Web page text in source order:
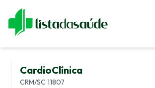
Blog
CardioClínica
CRM/SC 11807